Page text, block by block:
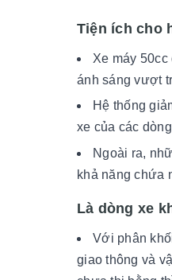
Tiện ích cho
Xe máy
ánh sáng vượt
Hệ thống
xe của các
Ngoài ra,
khả năng chứa
Là dòng xe
Với phân
giao thông và